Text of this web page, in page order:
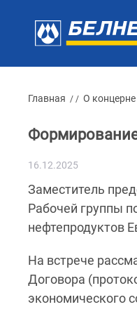
Главная / / О концерне
16.12.2025
Заместитель
Рабочей группы
нефтепродуктов
На встрече
Договора
экономического